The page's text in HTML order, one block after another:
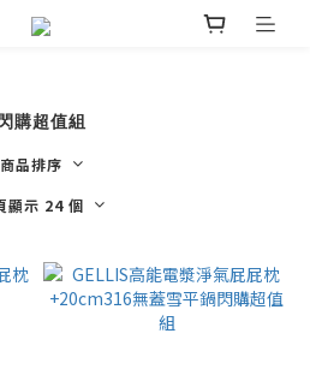
閃購超值組
商品排序
顯示 24 個